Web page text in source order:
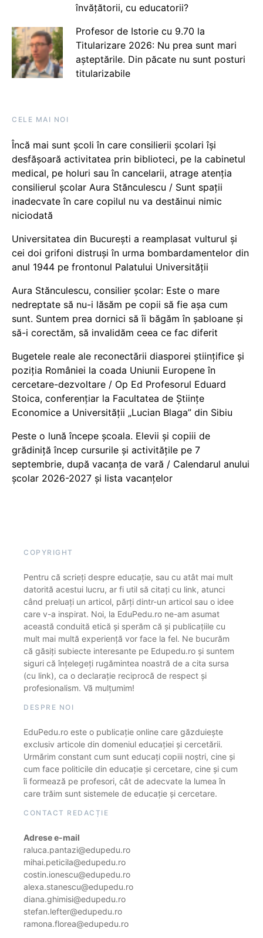
învățătorii, cu educatorii?
Profesor de Istorie cu 9.70 la
Titularizare 2026: Nu prea sunt mari
așteptările. Din păcate nu sunt posturi
titularizabile
CELE MAI NOI
Încă mai sunt școli în care consilierii școlari își
desfășoară activitatea prin biblioteci, pe la cabinetul
medical, pe holuri sau în cancelarii, atrage atenția
consilierul școlar Aura Stănculescu / Sunt spații
inadecvate în care copilul nu va destăinui nimic
niciodată
Universitatea din București a reamplasat vulturul și
cei doi grifoni distruși în urma bombardamentelor din
anul 1944 pe frontonul Palatului Universității
Aura Stănculescu, consilier școlar: Este o mare
nedreptate să nu-i lăsăm pe copii să fie așa cum
sunt. Suntem prea dornici să îi băgăm în șabloane și
să-i corectăm, să invalidăm ceea ce fac diferit
Bugetele reale ale reconectării diasporei științifice și
poziția României la coada Uniunii Europene în
cercetare-dezvoltare / Op Ed Profesorul Eduard
Stoica, conferențiar la Facultatea de Științe
Economice a Universității „Lucian Blaga” din Sibiu
Peste o lună începe școala. Elevii și copiii de
grădiniță încep cursurile și activitățile pe 7
septembrie, după vacanța de vară / Calendarul anului
școlar 2026-2027 și lista vacanțelor
COPYRIGHT
Pentru că scrieți despre educație, sau cu atât mai mult
datorită acestui lucru, ar fi util să citați cu link, atunci
când preluați un articol, părți dintr-un articol sau o idee
care v-a inspirat. Noi, la EduPedu.ro ne-am asumat
această conduită etică și sperăm că și publicațiile cu
mult mai multă experiență vor face la fel. Ne bucurăm
că găsiți subiecte interesante pe Edupedu.ro și suntem
siguri că înțelegeți rugămintea noastră de a cita sursa
(cu link), ca o declarație reciprocă de respect și
profesionalism. Vă mulțumim!
DESPRE NOI
EduPedu.ro este o publicație online care găzduiește
exclusiv articole din domeniul educației și cercetării.
Urmărim constant cum sunt educați copiii noștri, cine și
cum face politicile din educație și cercetare, cine și cum
îi formează pe profesori, cât de adecvate la lumea în
care trăim sunt sistemele de educație și cercetare.
CONTACT REDACȚIE
Adrese e-mail
raluca.pantazi@edupedu.ro
mihai.peticila@edupedu.ro
costin.ionescu@edupedu.ro
alexa.stanescu@edupedu.ro
diana.ghimisi@edupedu.ro
stefan.lefter@edupedu.ro
ramona.florea@edupedu.ro